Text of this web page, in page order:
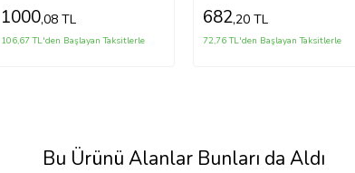
1000,08 TL
106,67 TL'den Başlayan Taksitlerle
682,20 TL
72,76 TL'den Başlayan Taksitlerle
Bu Ürünü Alanlar Bunları da Aldı